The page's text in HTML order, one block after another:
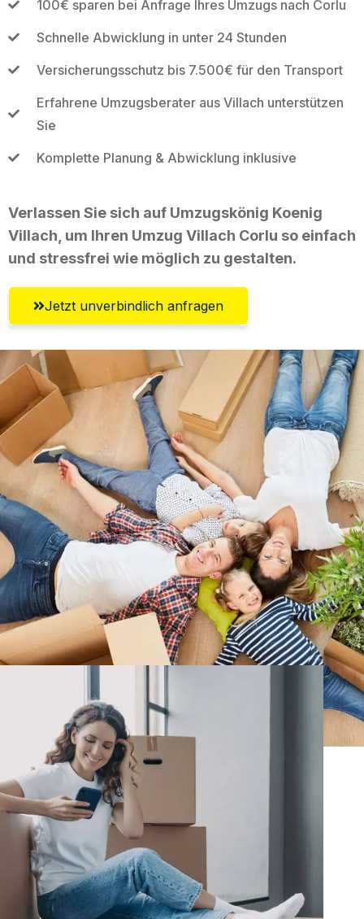
100€ sparen bei Anfrage Ihres Umzugs nach Corlu
Schnelle Abwicklung in unter 24 Stunden
Versicherungsschutz bis 7.500€ für den Transport
Erfahrene Umzugsberater aus Villach unterstützen
Sie
Komplette Planung & Abwicklung inklusive
Verlassen Sie sich auf Umzugskönig Koenig
Villach, um Ihren Umzug Villach Corlu so einfach
und stressfrei wie möglich zu gestalten.
Jetzt unverbindlich anfragen